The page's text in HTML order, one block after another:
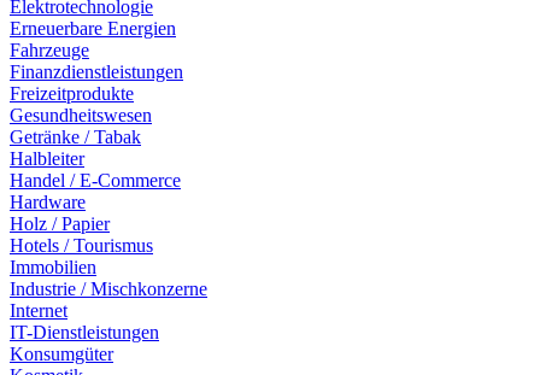
Elektrotechnologie
Erneuerbare Energien
Fahrzeuge
Finanzdienstleistungen
Freizeitprodukte
Gesundheitswesen
Getränke / Tabak
Halbleiter
Handel / E-Commerce
Hardware
Holz / Papier
Hotels / Tourismus
Immobilien
Industrie / Mischkonzerne
Internet
IT-Dienstleistungen
Konsumgüter